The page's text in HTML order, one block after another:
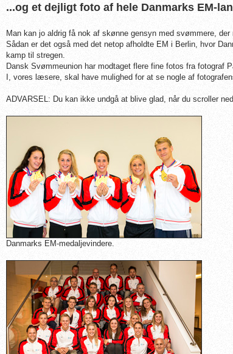
...og et dejligt foto af hele Danmarks EM-
Man kan jo aldrig få nok af skønne gensyn med svømmere,
Sådan er det også med det netop afholdte EM i Berlin, hvor
kamp til stregen.
Dansk Svømmeunion har modtaget flere fine fotos fra fotograf
I, vores læsere, skal have mulighed for at se nogle af
ADVARSEL: Du kan ikke undgå at blive glad, når du scroller
Danmarks EM-medaljevindere.